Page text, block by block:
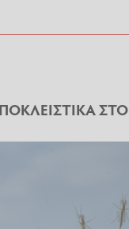
ΣΤΟ